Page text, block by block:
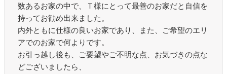
数あるお家の中で、Ｔ様にとって最善のお家だと自信を
持ってお勧め出来ました。
内外ともに仕様の良いお家であり、また、ご希望のエリ
アでのお家で何よりです。
お引っ越し後も、ご要望やご不明な点、お気づきの点な
どございましたら、